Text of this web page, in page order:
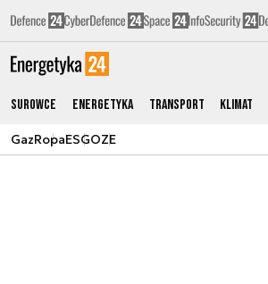
Surowce Energetyka Transport Klimat
GazRopaESGOZE